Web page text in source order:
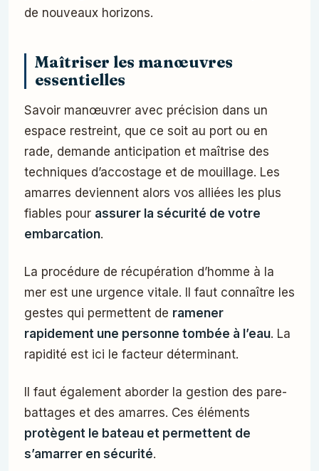
de nouveaux horizons.
Maîtriser les manœuvres
essentielles
Savoir manœuvrer avec précision dans un
espace restreint, que ce soit au port ou en
rade, demande anticipation et maîtrise des
techniques d’accostage et de mouillage. Les
amarres deviennent alors vos alliées les plus
fiables pour assurer la sécurité de votre
embarcation.
La procédure de récupération d’homme à la
mer est une urgence vitale. Il faut connaître les
gestes qui permettent de ramener
rapidement une personne tombée à l’eau. La
rapidité est ici le facteur déterminant.
Il faut également aborder la gestion des pare-
battages et des amarres. Ces éléments
protègent le bateau et permettent de
s’amarrer en sécurité.